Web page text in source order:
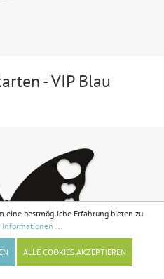
- VIP Blau
eine bestmögliche Erfahrung bieten zu
Informationen ...
ALLE COOKIES AKZEPTIEREN